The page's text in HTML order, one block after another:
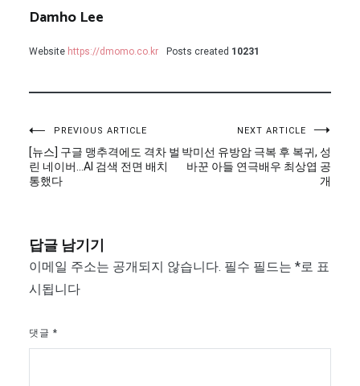
Damho Lee
Website https://dmomo.co.kr Posts created 10231
글
탐
색
PREVIOUS ARTICLE
[뉴스] 구글 맹추격에도 격차 벌
린 네이버…AI 검색 전면 배치
통했다
NEXT ARTICLE
박미선 유방암 극복 후 복귀, 성
바꾼 아들 연극배우 최상엽 공
개
답글 남기기
이메일 주소는 공개되지 않습니다. 필수 필드는 *로 표
시됩니다
댓글 *